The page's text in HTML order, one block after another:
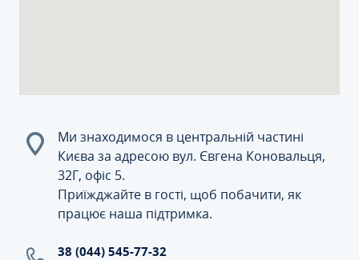
Ми знаходимося в центральній частині
Києва за адресою вул. Євгена Коновальця,
32Г, офіс 5.
Приїжджайте в гості, щоб побачити, як
працює наша підтримка.
38 (044) 545-77-32